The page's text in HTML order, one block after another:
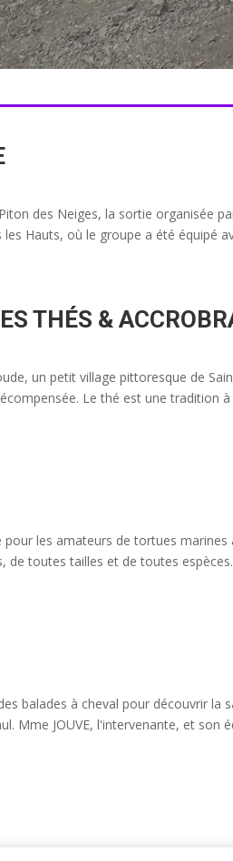
des Neiges, la sortie organisée
Hauts, où le groupe a été équipé
THÉS &
un petit village pittoresque de
Le thé est une tradition
les amateurs de tortues
de toutes tailles et de toutes
balades à cheval pour découvrir la
Mme JOUVE, l'intervenante, et